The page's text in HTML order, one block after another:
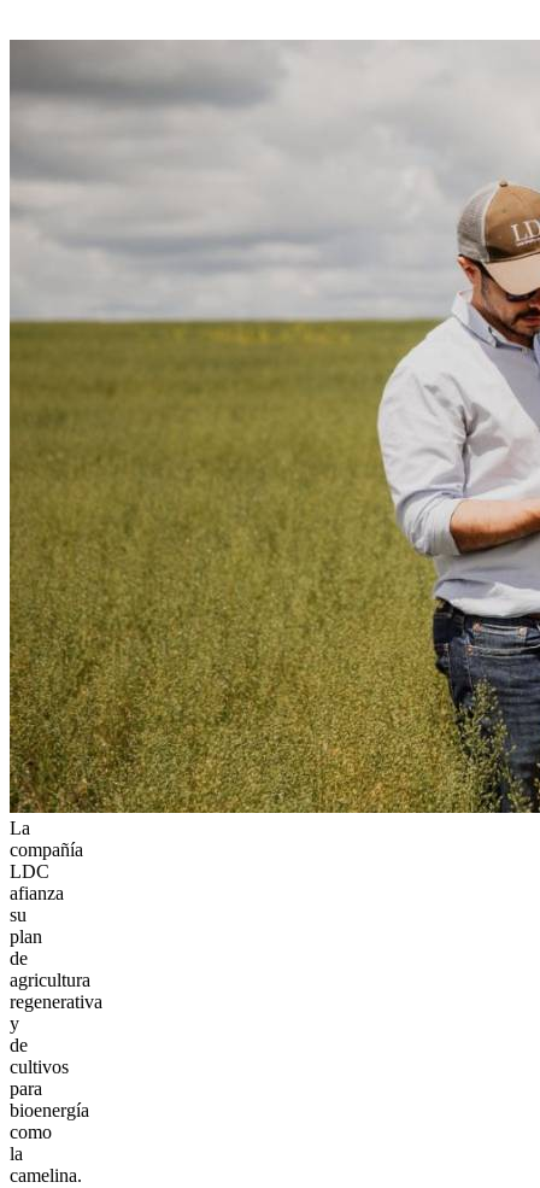
La
compañía
LDC
afianza
su
plan
de
agricultura
regenerativa
y
de
cultivos
para
bioenergía
como
la
camelina.